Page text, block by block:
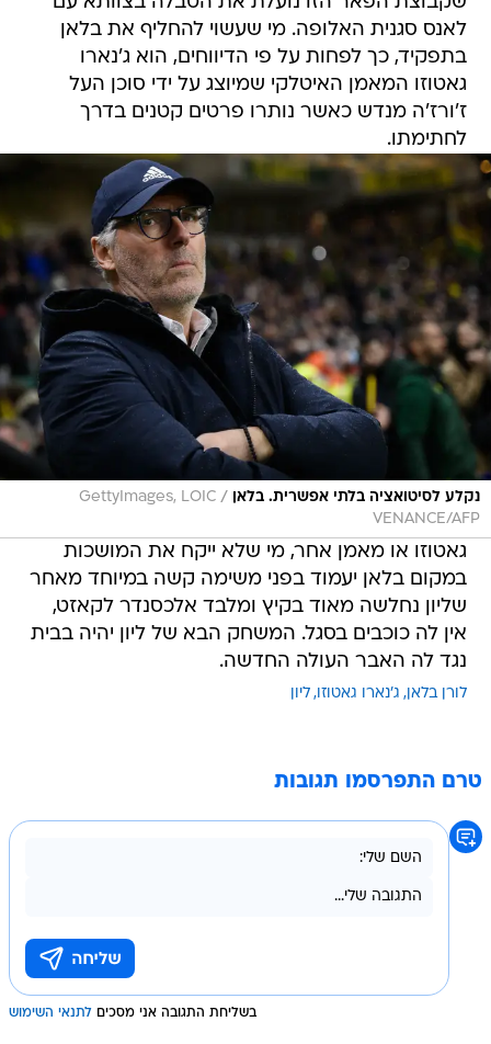
לאנס סגנית האלופה. מי שעשוי להחליף את בלאן
בתפקיד, כך לפחות על פי הדיווחים, הוא ג'נארו
גאטוזו המאמן האיטלקי שמיוצג על ידי סוכן העל
ז'ורז'ה מנדש כאשר נותרו פרטים קטנים בדרך
לחתימתו.
נקלע לסיטואציה בלתי אפשרית. בלאן /
GettyImages, LOIC
VENANCE/AFP
גאטוזו או מאמן אחר, מי שלא ייקח את המושכות
במקום בלאן יעמוד בפני משימה קשה במיוחד מאחר
שליון נחלשה מאוד בקיץ ומלבד אלכסנדר לקאזט,
אין לה כוכבים בסגל. המשחק הבא של ליון יהיה בבית
נגד לה האבר העולה החדשה.
לורן בלאן ג'נארו גאטוזו ליון
טרם התפרסמו תגובות
בשליחת התגובה אני מסכים לתנאי השימוש